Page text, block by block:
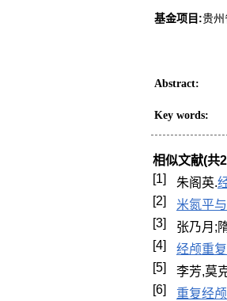
基金项目:贵州
Abstract:
Key words:
相似文献(共
[1]
朱阁英.
[2]
米氮平
[3]
张乃月;
[4]
经颅重
[5]
李芳,莫
[6]
重复经